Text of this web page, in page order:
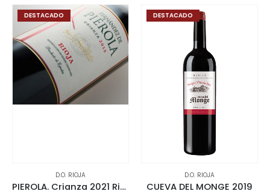
DESTACADO
D.O. RIOJA
PIEROLA. Crianza 2021 Rioja
DESTACADO
D.O. RIOJA
CUEVA DEL MONGE 2019